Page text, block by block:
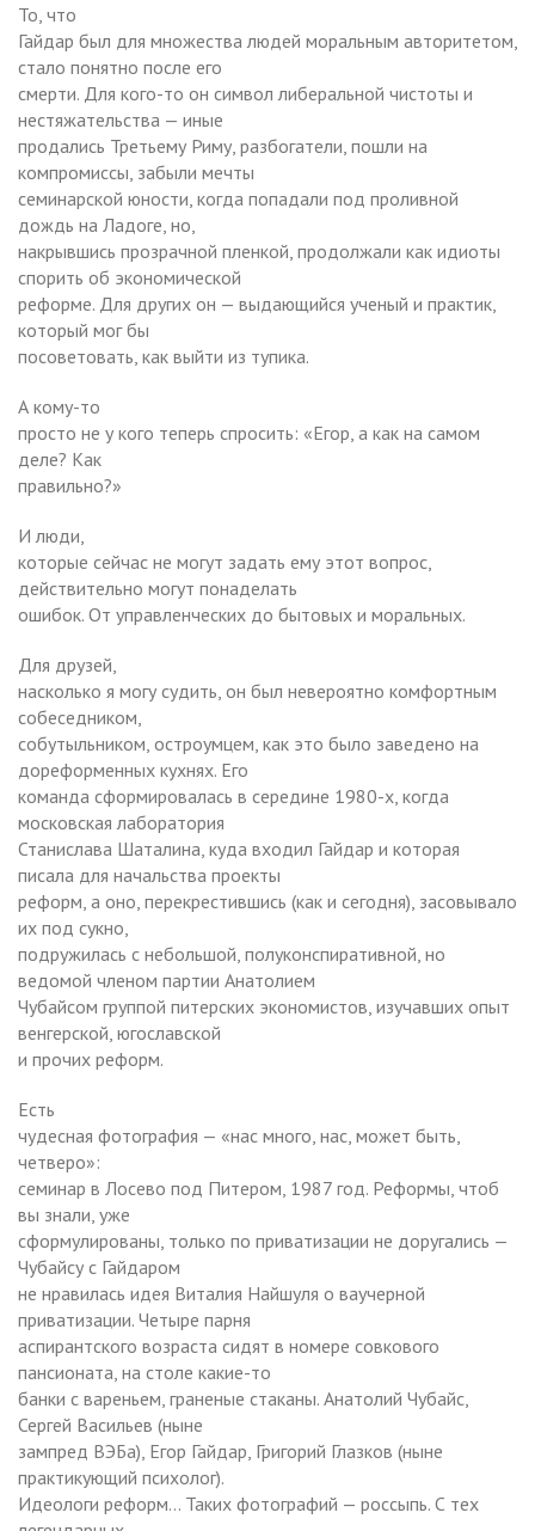
То, что
Гайдар был для множества людей моральным авторитетом,
стало понятно после его
смерти. Для кого-то он символ либеральной чистоты и
нестяжательства — иные
продались Третьему Риму, разбогатели, пошли на
компромиссы, забыли мечты
семинарской юности, когда попадали под проливной
дождь на Ладоге, но,
накрывшись прозрачной пленкой, продолжали как идиоты
спорить об экономической
реформе. Для других он — выдающийся ученый и практик,
который мог бы
посоветовать, как выйти из тупика.
А кому-то
просто не у кого теперь спросить: «Егор, а как на самом
деле? Как
правильно?»
И люди,
которые сейчас не могут задать ему этот вопрос,
действительно могут понаделать
ошибок. От управленческих до бытовых и моральных.
Для друзей,
насколько я могу судить, он был невероятно комфортным
собеседником,
собутыльником, остроумцем, как это было заведено на
дореформенных кухнях. Его
команда сформировалась в середине 1980-х, когда
московская лаборатория
Станислава Шаталина, куда входил Гайдар и которая
писала для начальства проекты
реформ, а оно, перекрестившись (как и сегодня), засовывало
их под сукно,
подружилась с небольшой, полуконспиративной, но
ведомой членом партии Анатолием
Чубайсом группой питерских экономистов, изучавших опыт
венгерской, югославской
и прочих реформ.
Есть
чудесная фотография — «нас много, нас, может быть,
четверо»:
семинар в Лосево под Питером, 1987 год. Реформы, чтоб
вы знали, уже
сформулированы, только по приватизации не доругались —
Чубайсу с Гайдаром
не нравилась идея Виталия Найшуля о ваучерной
приватизации. Четыре парня
аспирантского возраста сидят в номере совкового
пансионата, на столе какие-то
банки с вареньем, граненые стаканы. Анатолий Чубайс,
Сергей Васильев (ныне
зампред ВЭБа), Егор Гайдар, Григорий Глазков (ныне
практикующий психолог).
Идеологи реформ… Таких фотографий — россыпь. С тех